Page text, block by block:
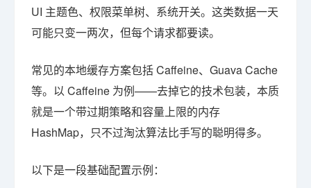
UI 主题色、权限菜单树、系统开关。这类数据一天
可能只变一两次，但每个请求都要读。
常见的本地缓存方案包括 Caffeine、Guava Cache
等。以 Caffeine 为例——去掉它的技术包装，本质
就是一个带过期策略和容量上限的内存
HashMap，只不过淘汰算法比手写的聪明得多。
以下是一段基础配置示例：